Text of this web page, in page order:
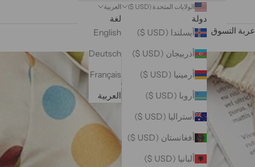
الولايات المتحدة (USD $)
دولة
آيسلندا (USD $)
أذربيجان (USD $)
أرمينيا (USD $)
أروبا (USD $)
أستراليا (USD $)
أفغانستان (USD $)
ألبانيا (USD $)
العربية
لغة
English
Deutsch
Français
العربية
عربة التسوق